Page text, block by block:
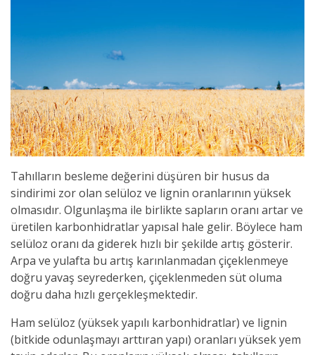
Tahılların besleme değerini düşüren bir husus da
sindirimi zor olan selüloz ve lignin oranlarının yüksek
olmasıdır. Olgunlaşma ile birlikte sapların oranı artar ve
üretilen karbonhidratlar yapısal hale gelir. Böylece ham
selüloz oranı da giderek hızlı bir şekilde artış gösterir.
Arpa ve yulafta bu artış karınlanmadan çiçeklenmeye
doğru yavaş seyrederken, çiçeklenmeden süt oluma
doğru daha hızlı gerçekleşmektedir.
Ham selüloz (yüksek yapılı karbonhidratlar) ve lignin
(bitkide odunlaşmayı arttıran yapı) oranları yüksek yem